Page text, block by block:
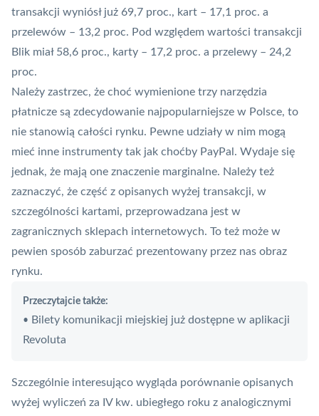
transakcji wyniósł już 69,7 proc., kart – 17,1 proc. a
przelewów – 13,2 proc. Pod względem wartości transakcji
Blik miał 58,6 proc., karty – 17,2 proc. a przelewy – 24,2
proc.
Należy zastrzec, że choć wymienione trzy narzędzia
płatnicze są zdecydowanie najpopularniejsze w Polsce, to
nie stanowią całości rynku. Pewne udziały w nim mogą
mieć inne instrumenty tak jak choćby PayPal . Wydaje się
jednak, że mają one znaczenie marginalne. Należy też
zaznaczyć, że część z opisanych wyżej transakcji, w
szczególności kartami, przeprowadzana jest w
zagranicznych sklepach internetowych. To też może w
pewien sposób zaburzać prezentowany przez nas obraz
rynku.
Przeczytajcie także:
• Bilety komunikacji miejskiej już dostępne w aplikacji
Revoluta
Szczególnie interesująco wygląda porównanie opisanych
wyżej wyliczeń za IV kw. ubiegłego roku z analogicznymi